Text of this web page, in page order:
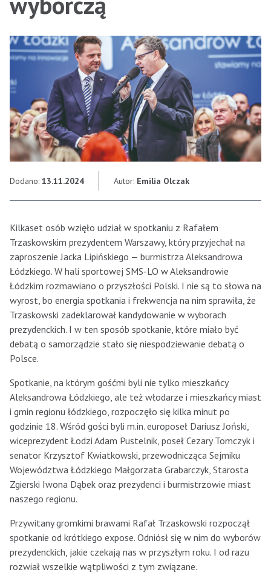
Dodano: 13.11.2024 Autor: Emilia Olczak
Kilkaset osób wzięło udział w spotkaniu z Rafałem
Trzaskowskim prezydentem Warszawy, który przyjechał na
zaproszenie Jacka Lipińskiego — burmistrza Aleksandrowa
Łódzkiego. W hali sportowej SMS-LO w Aleksandrowie
Łódzkim rozmawiano o przyszłości Polski. I nie są to słowa na
wyrost, bo energia spotkania i frekwencja na nim sprawiła, że
Trzaskowski zadeklarował kandydowanie w wyborach
prezydenckich. I w ten sposób spotkanie, które miało być
debatą o samorządzie stało się niespodziewanie debatą o
Polsce.
Spotkanie, na którym gośćmi byli nie tylko mieszkańcy
Aleksandrowa Łódzkiego, ale też włodarze i mieszkańcy miast
i gmin regionu łódzkiego, rozpoczęło się kilka minut po
godzinie 18. Wśród gości byli m.in. europoseł Dariusz Joński,
wiceprezydent Łodzi Adam Pustelnik, poseł Cezary Tomczyk i
senator Krzysztof Kwiatkowski, przewodnicząca Sejmiku
Województwa Łódzkiego Małgorzata Grabarczyk, Starosta
Zgierski Iwona Dąbek oraz prezydenci i burmistrzowie miast
naszego regionu.
Przywitany gromkimi brawami Rafał Trzaskowski rozpoczął
spotkanie od krótkiego expose. Odniósł się w nim do wyborów
prezydenckich, jakie czekają nas w przyszłym roku. I od razu
rozwiał wszelkie wątpliwości z tym związane.